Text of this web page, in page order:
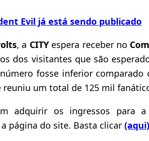
Evil já está sendo publicado
, a CITYespera receber no
dos visitantes que são
fosse inferior comparado
reuniu um total de 125 mil
adquirir os ingressos para a
página do site. Basta clicar (aqui)